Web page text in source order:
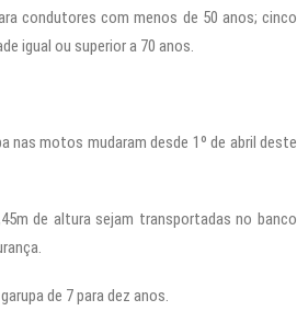
condutores com menos de 50 anos; cinco
igual ou superior a 70 anos.
nas motos mudaram desde 1º de abril deste
de altura sejam transportadas no banco
de 7 para dez anos.